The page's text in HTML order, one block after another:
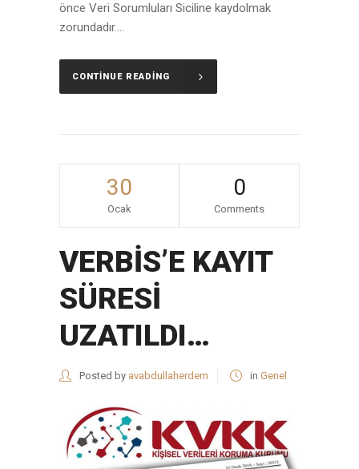
önce Veri Sorumluları Siciline kaydolmak
zorundadır....
CONTINUE READING
30
Ocak
0
Comments
VERBİS’E KAYIT
SÜRESİ
UZATILDI…
Posted by avabdullaherdem in Genel